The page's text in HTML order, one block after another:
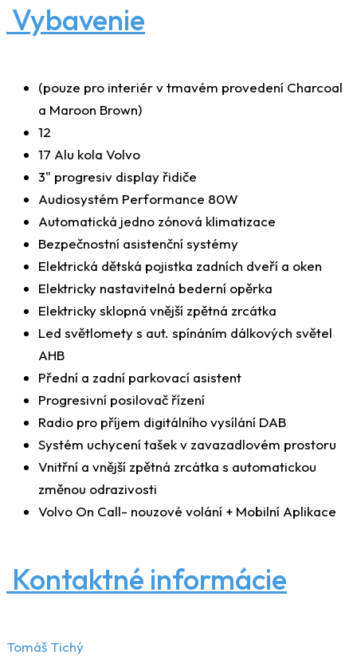
Vybavenie
(pouze pro interiér v tmavém provedení Charcoal
a Maroon Brown)
12
17 Alu kola Volvo
3" progresiv display řidiče
Audiosystém Performance 80W
Automatická jedno zónová klimatizace
Bezpečnostní asistenční systémy
Elektrická dětská pojistka zadních dveří a oken
Elektricky nastavitelná bederní opěrka
Elektricky sklopná vnější zpětná zrcátka
Led světlomety s aut. spínáním dálkových světel
AHB
Přední a zadní parkovací asistent
Progresivní posilovač řízení
Radio pro příjem digitálního vysílání DAB
Systém uchycení tašek v zavazadlovém prostoru
Vnitřní a vnější zpětná zrcátka s automatickou
změnou odrazivosti
Volvo On Call- nouzové volání + Mobilní Aplikace
Kontaktné informácie
Tomáš Tichý